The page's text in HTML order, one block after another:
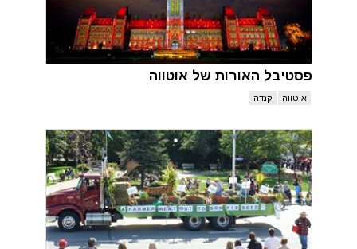
פסטיבל האורות של אוטווה
אוטווה קנדה